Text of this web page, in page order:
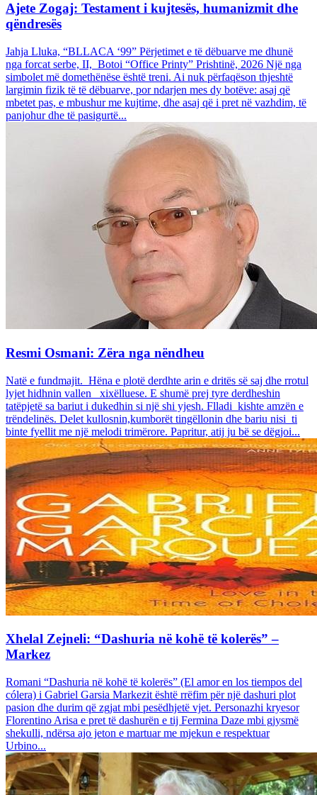
Ajete Zogaj: Testament i kujtesës, humanizmit dhe
qëndresës
Jahja Lluka, “BLLACA ‘99” Përjetimet e të dëbuarve me dhunë
nga forcat serbe, II, Botoi “Office Printy” Prishtinë, 2026 Një nga
simbolet më domethënëse është treni. Ai nuk përfaqëson thjeshtë
largimin fizik të të dëbuarve, por ndarjen mes dy botëve: asaj që
mbetet pas, e mbushur me kujtime, dhe asaj që i pret në vazhdim, të
panjohur dhe të pasigurtë...
Resmi Osmani: Zëra nga nëndheu
Natë e fundmajit. Hëna e plotë derdhte arin e dritës së saj dhe rrotul
lyjet hidhnin vallen xixëlluese. E shumë prej tyre derdheshin
tatëpjetë sa bariut i dukedhin si një shi yjesh. Flladi kishte amzën e
trëndelinës. Delet kullosnin,kumborët tingëllonin dhe bariu nisi ti
binte fyellit me një melodi trimërore. Papritur, atij ju bë se dëgjoi...
Xhelal Zejneli: “Dashuria në kohë të kolerës” –
Markez
Romani “Dashuria në kohë të kolerës” (El amor en los tiempos del
cólera) i Gabriel Garsia Markezit është rrëfim për një dashuri plot
pasion dhe durim që zgjat mbi pesëdhjetë vjet. Personazhi kryesor
Florentino Arisa e pret të dashurën e tij Fermina Daze mbi gjysmë
shekulli, ndërsa ajo jeton e martuar me mjekun e respektuar
Urbino...